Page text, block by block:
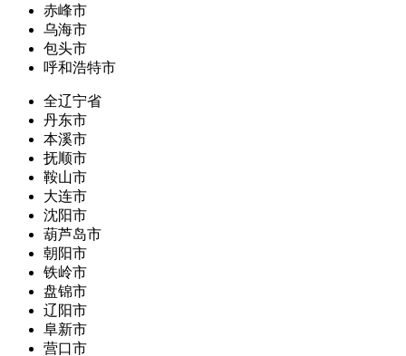
赤峰市
乌海市
包头市
呼和浩特市
全辽宁省
丹东市
本溪市
抚顺市
鞍山市
大连市
沈阳市
葫芦岛市
朝阳市
铁岭市
盘锦市
辽阳市
阜新市
营口市